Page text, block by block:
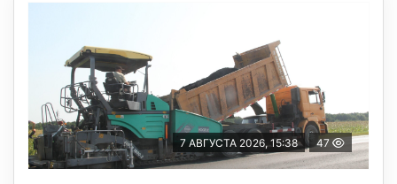
7 АВГУСТА 2026, 15:38 47